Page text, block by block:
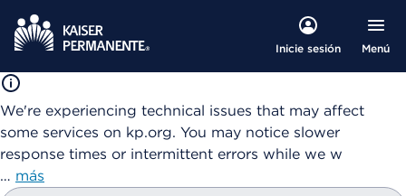
Inicie sesión Menú
We're experiencing technical issues that may affect
some services on kp.org. You may notice slower
response times or intermittent errors while we w
… más